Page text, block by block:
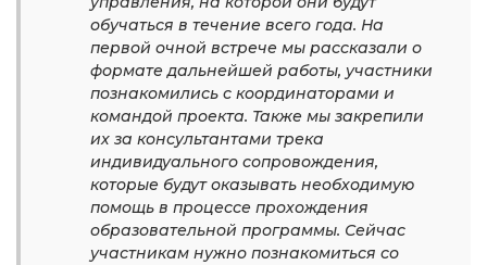
обучаться в течение всего года. На
первой очной встрече мы рассказали о
формате дальнейшей работы, участники
познакомились с координаторами и
командой проекта. Также мы закрепили
их за консультантами трека
индивидуального сопровождения,
которые будут оказывать необходимую
помощь в процессе прохождения
образовательной программы. Сейчас
участникам нужно познакомиться со